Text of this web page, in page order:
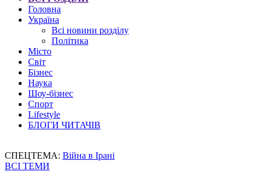
Головна
Україна
Всі новини розділу
Політика
Місто
Світ
Бізнес
Наука
Шоу-бізнес
Спорт
Lifestyle
БЛОГИ ЧИТАЧІВ
СПЕЦТЕМА: Війна в Ірані
ВСІ ТЕМИ